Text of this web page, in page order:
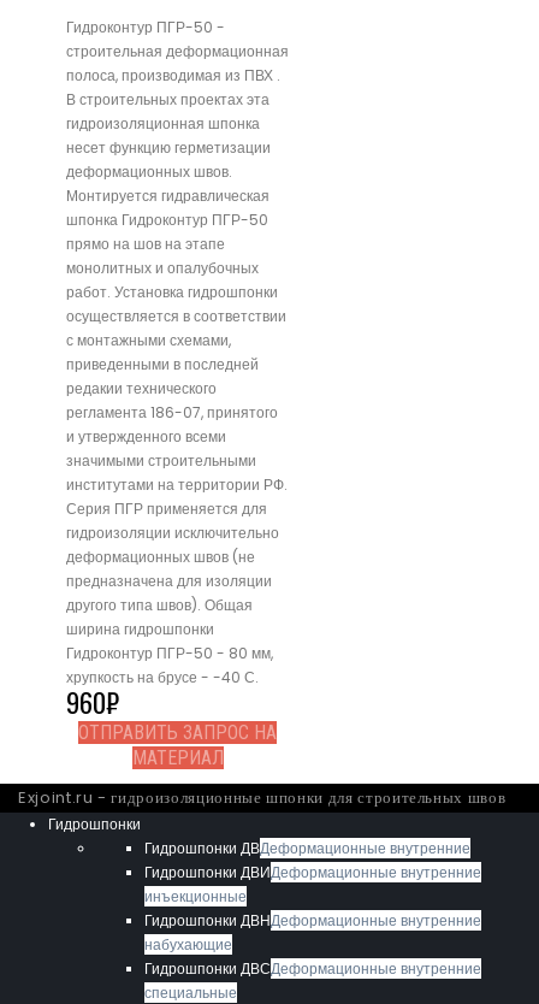
Гидроконтур ПГР-50 -
строительная деформационная
полоса, производимая из ПВХ .
В строительных проектах эта
гидроизоляционная шпонка
несет функцию герметизации
деформационных швов.
Монтируется гидравлическая
шпонка Гидроконтур ПГР-50
прямо на шов на этапе
монолитных и опалубочных
работ. Установка гидрошпонки
осуществляется в соответствии
с монтажными схемами,
приведенными в последней
редакии технического
регламента 186-07, принятого
и утвержденного всеми
значимыми строительными
институтами на территории РФ.
Серия ПГР применяется для
гидроизоляции исключительно
деформационных швов (не
предназначена для изоляции
другого типа швов). Общая
ширина гидрошпонки
Гидроконтур ПГР-50 - 80 мм,
хрупкость на брусе - -40 С.
960₽
ОТПРАВИТЬ ЗАПРОС НА
МАТЕРИАЛ
Exjoint.ru - гидроизоляционные шпонки для строительных швов
Гидрошпонки
Гидрошпонки ДВДеформационные внутренние
Гидрошпонки ДВИДеформационные внутренние
инъекционные
Гидрошпонки ДВНДеформационные внутренние
набухающие
Гидрошпонки ДВСДеформационные внутренние
специальные